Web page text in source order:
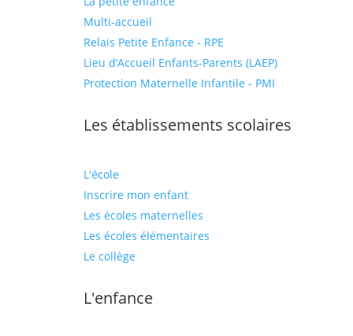
Multi-accueil
Relais Petite Enfance - RPE
Lieu d’Accueil Enfants-Parents (LAEP)
Protection Maternelle Infantile - PMI
Les établissements scolaires
L'école
Inscrire mon enfant
Les écoles maternelles
Les écoles élémentaires
Le collège
L'enfance